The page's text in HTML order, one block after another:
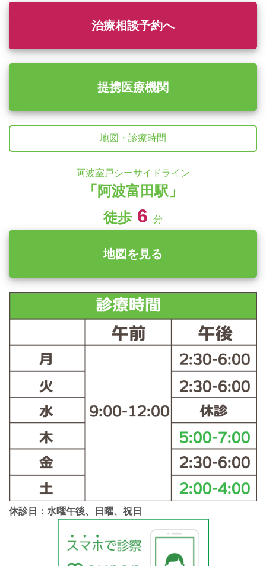
治療相談予約へ
提携医療機関
地図・診療時間
阿波室戸シーサイドライン
「阿波富田駅」
徒歩 6 分
地図を見る
休診日：水曜午後、日曜、祝日